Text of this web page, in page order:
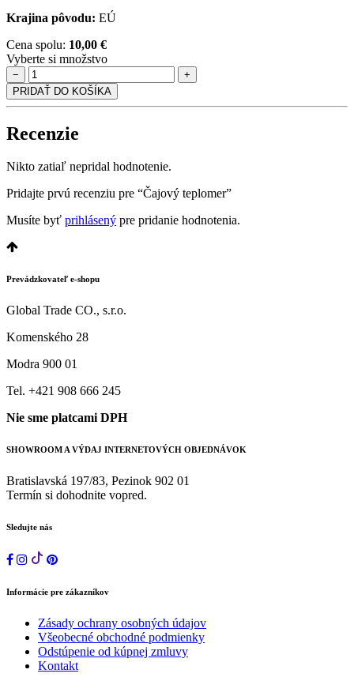
Krajina pôvodu: EÚ
Cena spolu: 10,00 €
Vyberte si množstvo
−
+
PRIDAŤ DO KOŠÍKA
Recenzie
Nikto zatiaľ nepridal hodnotenie.
Pridajte prvú recenziu pre “Čajový teplomer”
Musíte byť prihlásený pre pridanie hodnotenia.
Prevádzkovateľ e-shopu
Global Trade CO., s.r.o.
Komenského 28
Modra 900 01
Tel. +421 908 666 245
Nie sme platcami DPH
SHOWROOM A VÝDAJ INTERNETOVÝCH OBJEDNÁVOK
Bratislavská 197/83, Pezinok 902 01
Termín si dohodnite vopred.
Sledujte nás
Informácie pre zákazníkov
Zásady ochrany osobných údajov
Všeobecné obchodné podmienky
Odstúpenie od kúpnej zmluvy
Kontakt